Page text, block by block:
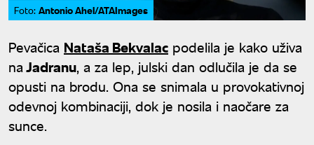
Foto: Antonio Ahel/ATAImages
Pevačica Nataša Bekvalac podelila je kako uživa
naJadranu, a za lep, julski dan odlučila je da se
opusti na brodu. Ona se snimala u provokativnoj
odevnoj kombinaciji, dok je nosila i naočare za
sunce.